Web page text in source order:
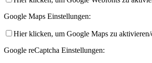
Google Maps Einstellungen:
Hier klicken, um Google Maps zu
Google reCaptcha Einstellungen: